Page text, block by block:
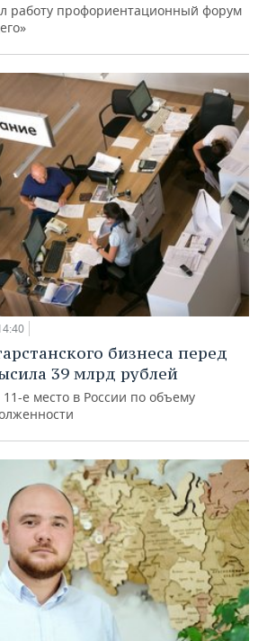
работу профориентационный форум
бизнеса перед
39 млрд рублей
11-е место в России по объему